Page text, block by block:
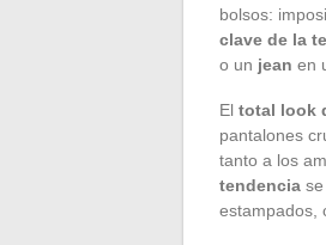
bolsos:
clave de la
o un jean en
El total look
pantalones
tanto a los
tendencia
estampados,